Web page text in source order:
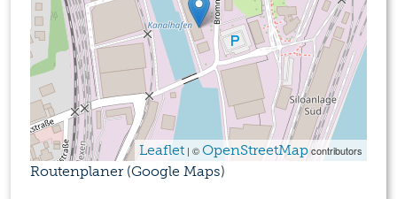
Leaflet | ©OpenStreetMapcontributors
Routenplaner (Google Maps)